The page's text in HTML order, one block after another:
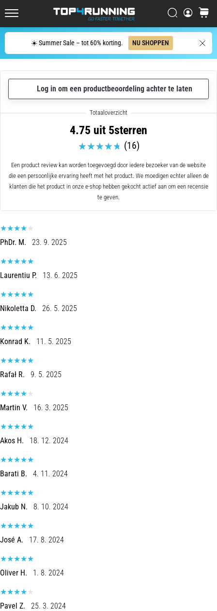
☀️ Summer Sale – tot 60% korting. NU SHOPPEN
Zoeken op
Zoeken
zin
samenvatten:
pijn,
maar
het
het
waard!
…
Shuttlerun
en
Wat
zijn
ze
en
hoe
voer
ze
uit?
In
praktijk
test
shuttle
run
wendbaarheid
en
Hoe
voer
deze
correct
uit,
waar…
•
7 min. lezen
Log in om een productbeoordeling achter te laten
4.75 uit 5sterren
(16)
Een product review kan worden toegevoegd door iedere bezoeker van de website
die een persoonlijke ervaring heeft met het product. We moedigen echter alleen de
klanten die het product in onze e-shop hebben gekocht actief aan om een recensie
te geven.
PhDr. M. 23. 9. 2025
Laurentiu P. 13. 6. 2025
Nikoletta D. 26. 5. 2025
Konrad K. 11. 5. 2025
Rafał R. 9. 5. 2025
Martin V. 16. 3. 2025
Akos H. 18. 12. 2024
Barati B. 4. 11. 2024
Jakub N. 8. 10. 2024
José A. 17. 8. 2024
Oliver H. 1. 8. 2024
Pavel Z. 25. 3. 2024